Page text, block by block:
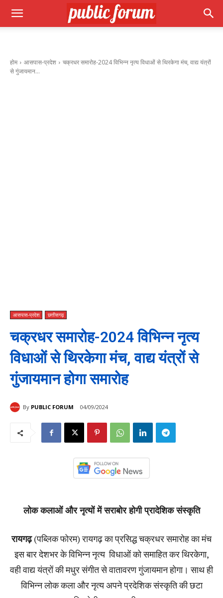
होम आसपास-प्रदेश
चक्रधर समारोह-2024 विभिन्न नृत्य विधाओं से थिरकेगा मंच, वाद्य यंत्रों
से गुंजायमान...
आसपास-प्रदेश छत्तीसगढ़
चक्रधर समारोह-2024 विभिन्न नृत्य
विधाओं से थिरकेगा मंच, वाद्य यंत्रों से
गुंजायमान होगा समारोह
By PUBLIC FORUM 04/09/2024
लोक कलाओं और नृत्यों में सराबोर होगी प्रादेशिक संस्कृति
रायगढ़(पब्लिक फोरम) रायगढ़ का प्रसिद्ध चक्रधर समारोह का मंच
इस बार देशभर के विभिन्न नृत्य विधाओं को समाहित कर थिरकेगा,
वही वाद्य यंत्रों की मधुर संगीत से वातावरण गुंजायमान होगा। साथ ही
विभिन्न लोक कला और नृत्य अपने प्रदेशिक संस्कृति की छटा